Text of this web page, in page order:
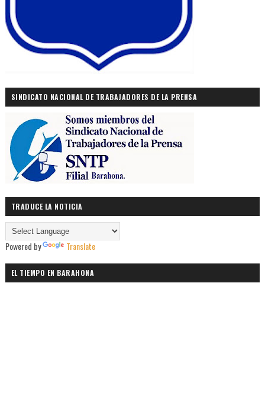
SINDICATO NACIONAL DE TRABAJADORES DE LA PRENSA
TRADUCE LA NOTICIA
Powered by Translate
EL TIEMPO EN BARAHONA